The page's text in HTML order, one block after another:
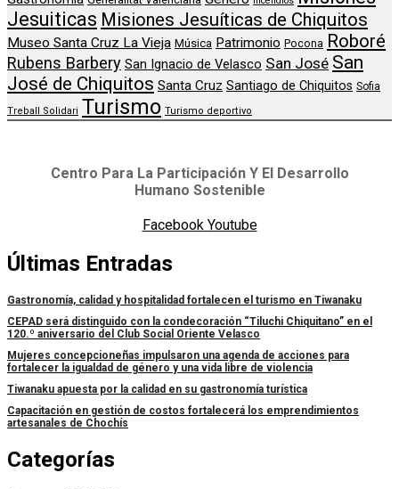
Jesuiticas Misiones Jesuíticas de Chiquitos
Museo Santa Cruz La Vieja Música Patrimonio Pocona Roboré
Rubens Barbery San Ignacio de Velasco San José San
José de Chiquitos Santa Cruz Santiago de Chiquitos Sofia
Treball Solidari Turismo Turismo deportivo
Centro Para La Participación Y El Desarrollo
Humano Sostenible
Facebook Youtube
Últimas Entradas
Gastronomía, calidad y hospitalidad fortalecen el turismo en Tiwanaku
CEPAD será distinguido con la condecoración “Tiluchi Chiquitano” en el
120.º aniversario del Club Social Oriente Velasco
Mujeres concepcioneñas impulsaron una agenda de acciones para
fortalecer la igualdad de género y una vida libre de violencia
Tiwanaku apuesta por la calidad en su gastronomía turística
Capacitación en gestión de costos fortalecerá los emprendimientos
artesanales de Chochís
Categorías